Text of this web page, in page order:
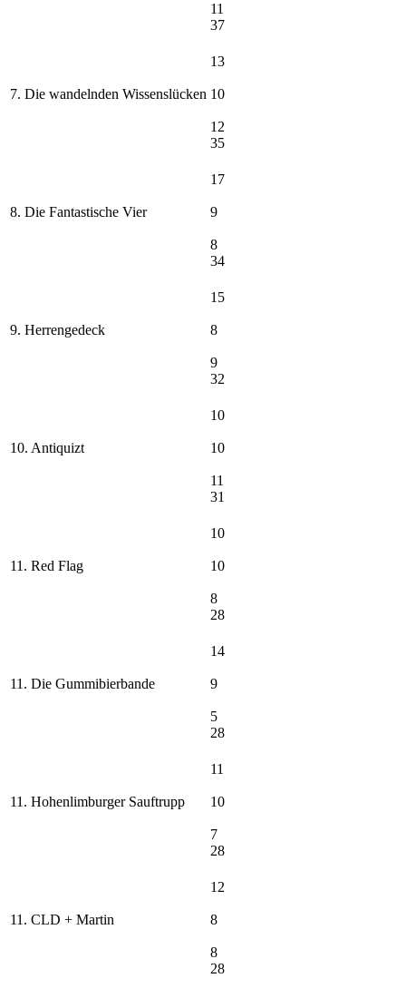
11
37
7. Die wandelnden Wissenslücken
13
10
12
35
8. Die Fantastische Vier
17
9
8
34
9. Herrengedeck
15
8
9
32
10. Antiquizt
10
10
11
31
11. Red Flag
10
10
8
28
11. Die Gummibierbande
14
9
5
28
11. Hohenlimburger Sauftrupp
11
10
7
28
11. CLD + Martin
12
8
8
28